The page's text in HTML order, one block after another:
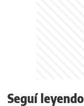
Seguí leyendo